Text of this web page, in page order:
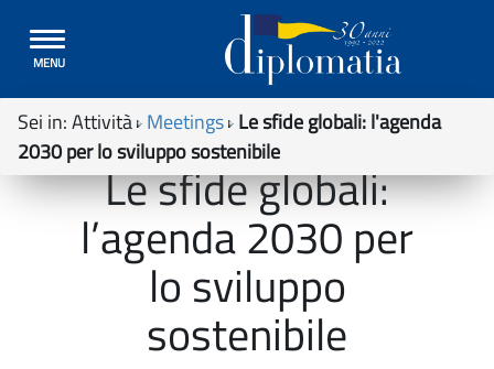
Toggle
navigation
MENU
Sei in:Attività Meetings Le sfide globali: l'agenda
2030 per lo sviluppo sostenibile
Le sfide globali:
l’agenda 2030 per
lo sviluppo
sostenibile